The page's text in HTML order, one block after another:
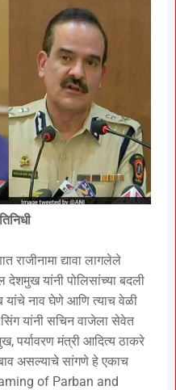
राजीनामा द्यावा लागलेले
देशमुख यांनी पोलिसांच्या बदली
यांचे नाव घेणे आणि त्याच वेळी
यांनी सचिन वाजेला सेवेत
पर्यावरण मंत्री आदित्य ठाकरे
असल्याचे सांगणे हे एकाच
of Parban and